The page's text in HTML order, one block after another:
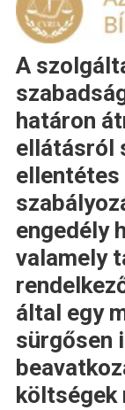
A
határon
ellátásról
ellentétes
engedély
valamely
által egy
sürgősen